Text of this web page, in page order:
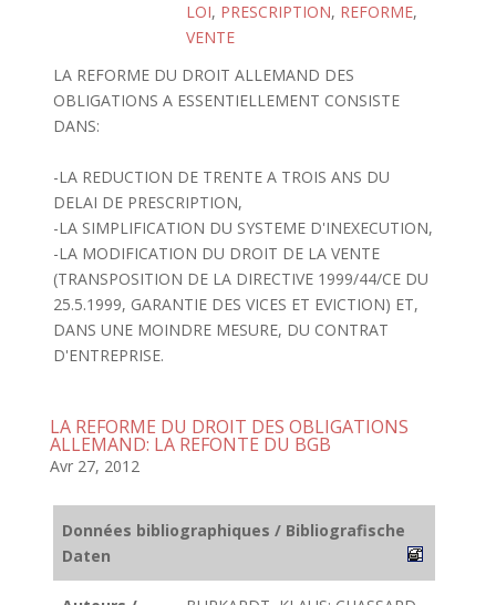
LOI, PRESCRIPTION, REFORME,
VENTE
LA REFORME DU DROIT ALLEMAND DES
OBLIGATIONS A ESSENTIELLEMENT CONSISTE
DANS:
-LA REDUCTION DE TRENTE A TROIS ANS DU
DELAI DE PRESCRIPTION,
-LA SIMPLIFICATION DU SYSTEME D'INEXECUTION,
-LA MODIFICATION DU DROIT DE LA VENTE
(TRANSPOSITION DE LA DIRECTIVE 1999/44/CE DU
25.5.1999, GARANTIE DES VICES ET EVICTION) ET,
DANS UNE MOINDRE MESURE, DU CONTRAT
D'ENTREPRISE.
LA REFORME DU DROIT DES OBLIGATIONS
ALLEMAND: LA REFONTE DU BGB
Avr 27, 2012
Données bibliographiques / Bibliografische
Daten